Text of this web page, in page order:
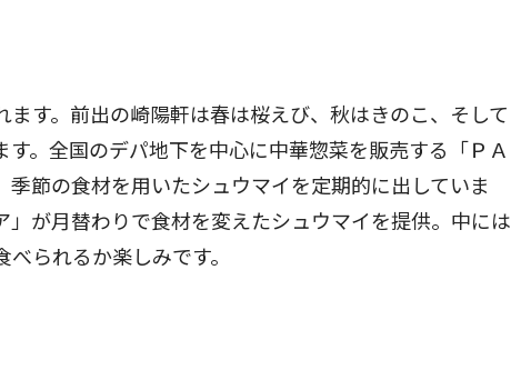
す。前出の崎陽軒は春は桜えび、秋はきのこ、そして
。全国のデパ地下を中心に中華惣菜を販売する「ＰＡ
節の食材を用いたシュウマイを定期的に出していま
が月替わりで食材を変えたシュウマイを提供。中には
られるか楽しみです。